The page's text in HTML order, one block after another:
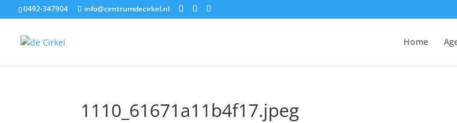
0492-347904 info@centrumdecirkel.nl
Home
1110_61671a11b4f17.jpeg